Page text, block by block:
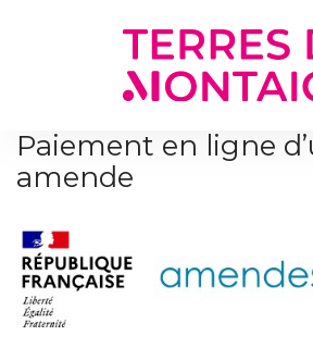
Paiement en ligne
amende